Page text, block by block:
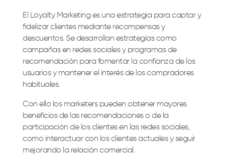
El Loyalty Marketing es una estrategia para captar y
fidelizar clientes mediante recompensas y
descuentos. Se desarrollan estrategias como
campañas en redes sociales y programas de
recomendación para fomentar la confianza de los
usuarios y mantener el interés de los compradores
habituales.
Con ello los marketers pueden obtener mayores
beneficios de las recomendaciones o de la
participación de los clientes en las redes sociales,
como interactuar con los clientes actuales y seguir
mejorando la relación comercial.